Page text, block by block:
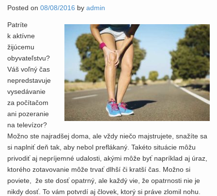
Posted on 08/08/2016 by admin
Patríte
k aktívne
žijúcemu
obyvateľstvu?
Váš voľný čas
nepredstavuje
vysedávanie
za počítačom
ani pozeranie
na televízor?
Možno ste najradšej doma, ale vždy niečo majstrujete, snažíte sa
si naplniť deň tak, aby nebol preflákaný. Takéto situácie môžu
privodiť aj nepríjemné udalosti, akými môže byť napríklad aj úraz,
ktorého zotavovanie môže trvať dlhší či kratší čas. Možno si
poviete, že ste dosť opatrný, ale každý vie, že opatrnosti nie je
nikdy dosť. To vám potvrdí aj človek, ktorý si práve zlomil nohu.